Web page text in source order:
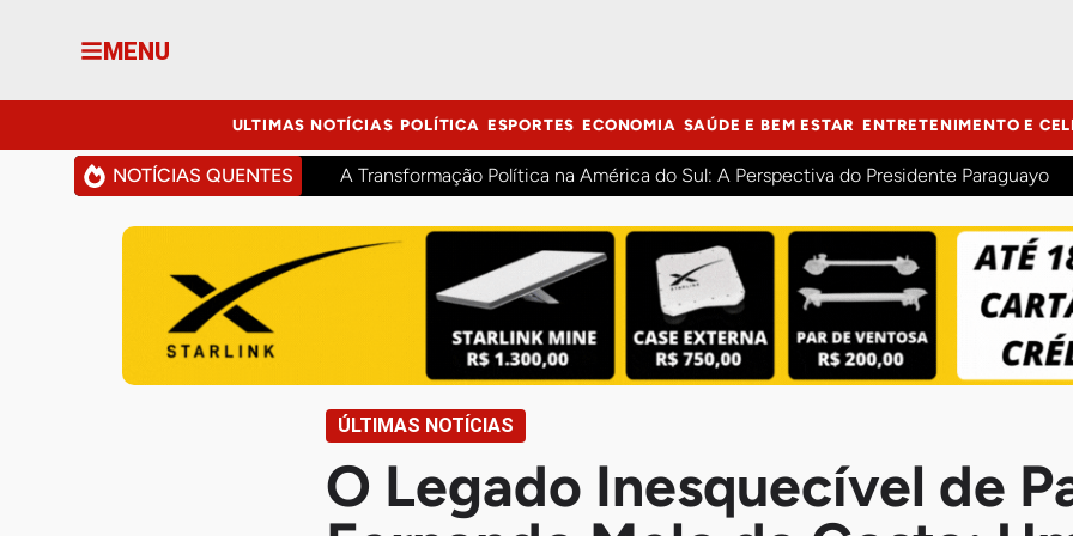
MENU
ULTIMAS NOTÍCIAS POLÍTICA ESPORTES ECONOMIA SAÚDE E BEM ESTAR ENTRETENIMENTO E
NOTÍCIAS QUENTES A Transformação Política na América do Sul: A Perspectiva do Presidente Paraguayo
ÚLTIMAS NOTÍCIAS
O Legado Inesquecível de